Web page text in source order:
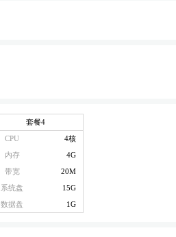
套餐4
CPU
4核
内存
4G
带宽
20M
系统盘
15G
数据盘
1G